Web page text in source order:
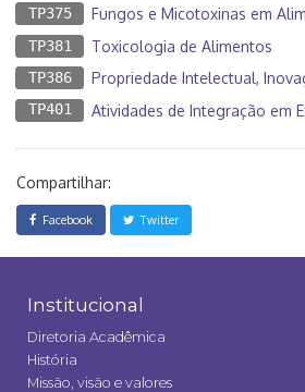
TP375 Fungos e Micotoxinas em
TP381 Toxicologia de Alimentos
TP386 Propriedade Intelectual,
TP401 Atividades de Integração em
Compartilhar:
Facebook Twitter
Institucional
Diretoria Acadêmica
História
Missão, visão e valores